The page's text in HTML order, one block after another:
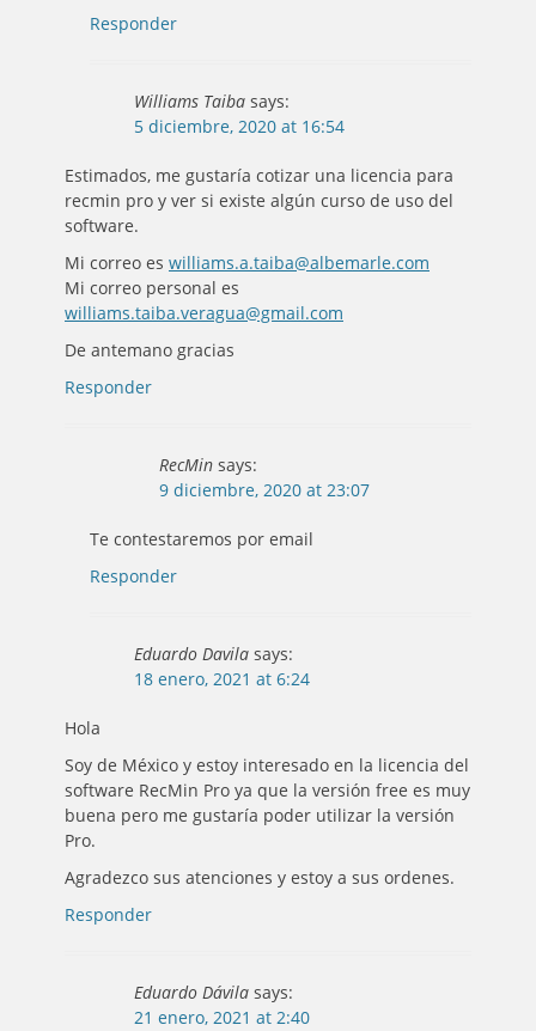
Responder
Williams Taiba says:
5 diciembre, 2020 at 16:54
Estimados, me gustaría cotizar una licencia para
recmin pro y ver si existe algún curso de uso del
software.
Mi correo es williams.a.taiba@albemarle.com
Mi correo personal es
williams.taiba.veragua@gmail.com
De antemano gracias
Responder
RecMin says:
9 diciembre, 2020 at 23:07
Te contestaremos por email
Responder
Eduardo Davila says:
18 enero, 2021 at 6:24
Hola
Soy de México y estoy interesado en la licencia del
software RecMin Pro ya que la versión free es muy
buena pero me gustaría poder utilizar la versión
Pro.
Agradezco sus atenciones y estoy a sus ordenes.
Responder
Eduardo Dávila says:
21 enero, 2021 at 2:40